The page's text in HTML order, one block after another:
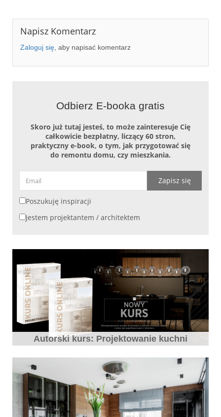
Napisz Komentarz
Zaloguj się , aby napisać komentarz
Odbierz E-booka gratis
Skoro już tutaj jesteś, to może zainteresuje Cię
całkowicie bezpłatny, liczący 60 stron,
praktyczny e-book, o tym, jak przygotować się
do remontu domu, czy mieszkania.
Zapisz się
Poszukuję inspiracji
Jestem projektantem / architektem
Autorski kurs: Projektowanie kuchni